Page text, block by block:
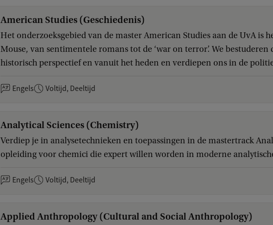
American Studies (Geschiedenis)
Het onderzoeksgebied van de master American Studies aan de UvA is
Mouse, van sentimentele romans tot de ‘war on terror’. We
historisch perspectief en vanuit het heden en verdiepen ons in de
Engels Voltijd, Deeltijd
Analytical Sciences (Chemistry)
Verdiep je in analysetechnieken en toepassingen in de mastertrack
opleiding voor chemici die expert willen worden in moderne
Engels Voltijd, Deeltijd
Applied Anthropology (Cultural and Social Anthropology)